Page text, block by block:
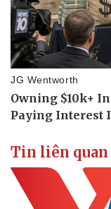
Tin liên quan